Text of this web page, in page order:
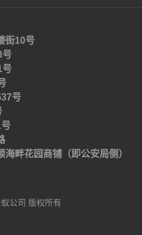
街10号
号
号
号
畔花园商铺（即公安局侧）
公司 版权所有